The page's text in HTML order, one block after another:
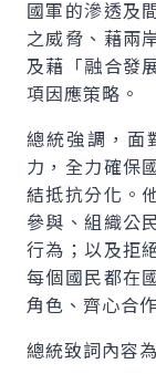
國軍的滲透及
之威脅、藉兩
及藉「融合發
項因應策略。
總統強調，面
力，全力確保
結抵抗分化。
參與、組織公
行為；以及拒
每個國民都在
角色、齊心合
總統致詞內容為